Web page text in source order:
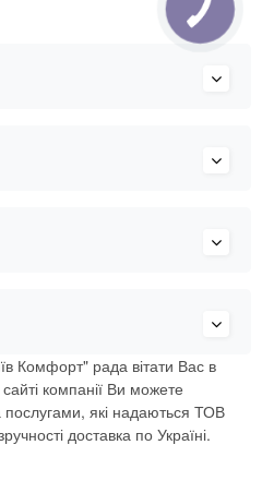
Комфорт" рада вітати Вас в
компанії Ви можете
які надаються ТОВ
доставка по Україні.